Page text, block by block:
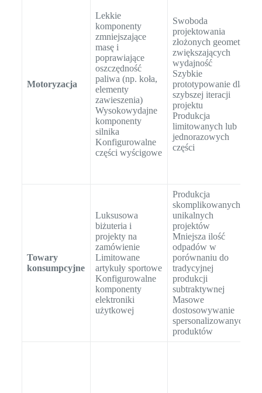
Motoryzacja
Lekkie
komponenty
zmniejszające
masę i
poprawiające
oszczędność
paliwa (np. koła,
elementy
zawieszenia)
Wysokowydajne
komponenty
silnika
Konfigurowalne
części wyścigowe
Swoboda
projektowania
złożonych geometrii
zwiększających
wydajność
Szybkie
prototypowanie dla
szybszej iteracji
projektu
Produkcja
limitowanych lub
jednorazowych
części
Towary
konsumpcyjne
Luksusowa
biżuteria i
projekty na
zamówienie
Limitowane
artykuły sportowe
Konfigurowalne
komponenty
elektroniki
użytkowej
Produkcja
skomplikowanych i
unikalnych
projektów
Mniejsza ilość
odpadów w
porównaniu do
tradycyjnej
produkcji
subtraktywnej
Masowe
dostosowywanie
spersonalizowanych
produktów